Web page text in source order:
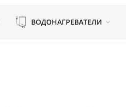
ВОДОНАГРЕВАТЕЛИ